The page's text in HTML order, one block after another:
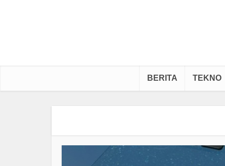
BERITA TEKNO